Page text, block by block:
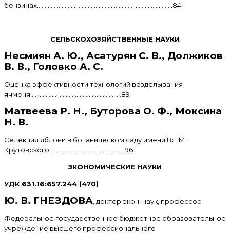
бензинах........................................................................................84
СЕЛЬСКОХОЗЯЙСТВЕННЫЕ НАУКИ
Несмиян А. Ю., Асатурян С. В., Должиков
В. В., Головко А. С.
Оценка эффективности технологий возделывания
ячменя...........................................................89
Матвеева Р. Н., Буторова О. Ф., Моксина
Н. В.
Селекция яблони в ботаническом саду имени Вс. М.
Крутовского.................................................96
ЗКОНОМИЧЕСКИЕ НАУКИ
УДК 631.16:657.244 (470)
Ю. В. ГНЕЗДОВА , доктор экон. наук, профессор
Федеральное государственное бюджетное образовательное
учреждение высшего профессионального